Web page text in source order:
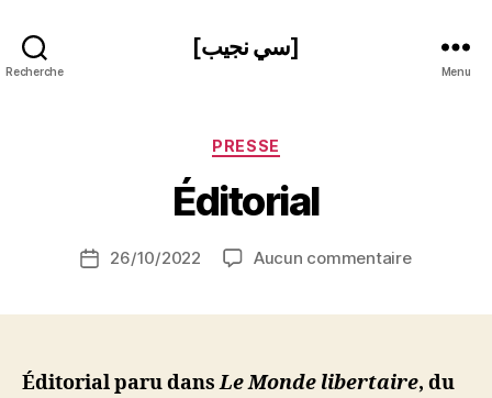
Recherche
[سي نجيب]
Menu
Catégories
PRESSE
Éditorial
de
r
S
N
Date26/10/2022 Aucun commentairesur
Éditorial paru dansLe Monde libertaire, du